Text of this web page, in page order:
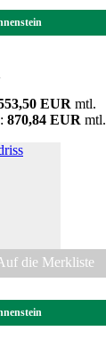
EUR mtl.
870,84 EUR mtl.
die Merkliste